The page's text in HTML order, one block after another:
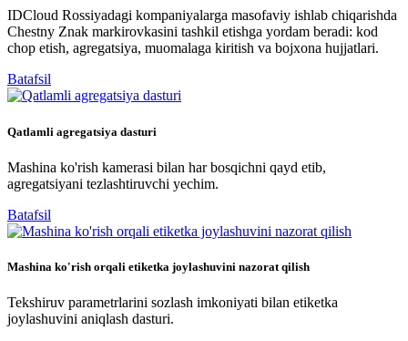
IDCloud Rossiyadagi kompaniyalarga masofaviy ishlab chiqarishda
Chestny Znak markirovkasini tashkil etishga yordam beradi: kod
chop etish, agregatsiya, muomalaga kiritish va bojxona hujjatlari.
Batafsil
Qatlamli agregatsiya dasturi
Mashina ko'rish kamerasi bilan har bosqichni qayd etib,
agregatsiyani tezlashtiruvchi yechim.
Batafsil
Mashina ko'rish orqali etiketka joylashuvini nazorat qilish
Tekshiruv parametrlarini sozlash imkoniyati bilan etiketka
joylashuvini aniqlash dasturi.